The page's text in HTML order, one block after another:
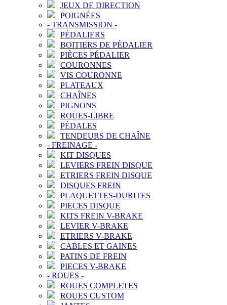
JEUX DE DIRECTION
POIGNÉES
- TRANSMISSION -
PÉDALIERS
BOITIERS DE PÉDALIER
PIÈCES PÉDALIER
COURONNES
VIS COURONNE
PLATEAUX
CHAÎNES
PIGNONS
ROUES-LIBRE
PÉDALES
TENDEURS DE CHAÎNE
- FREINAGE -
KIT DISQUES
LEVIERS FREIN DISQUE
ETRIERS FREIN DISQUE
DISQUES FREIN
PLAQUETTES-DURITES
PIECES DISQUE
KITS FREIN V-BRAKE
LEVIER V-BRAKE
ETRIERS V-BRAKE
CABLES ET GAINES
PATINS DE FREIN
PIECES V-BRAKE
- ROUES -
ROUES COMPLETES
ROUES CUSTOM